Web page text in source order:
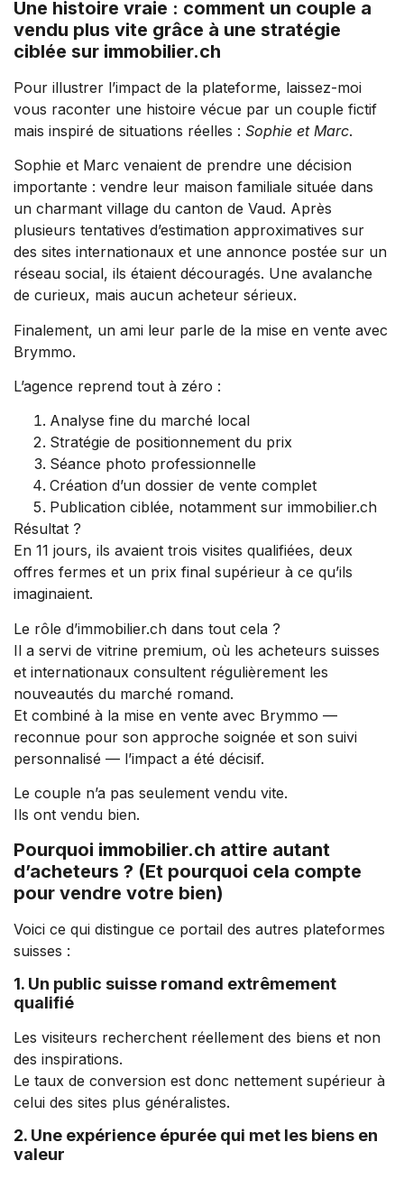
Une histoire vraie : comment un couple a
vendu plus vite grâce à une stratégie
ciblée sur immobilier.ch
Pour illustrer l’impact de la plateforme, laissez-moi
vous raconter une histoire vécue par un couple fictif
mais inspiré de situations réelles : Sophie et Marc.
Sophie et Marc venaient de prendre une décision
importante : vendre leur maison familiale située dans
un charmant village du canton de Vaud. Après
plusieurs tentatives d’estimation approximatives sur
des sites internationaux et une annonce postée sur un
réseau social, ils étaient découragés. Une avalanche
de curieux, mais aucun acheteur sérieux.
Finalement, un ami leur parle de la mise en vente avec
Brymmo.
L’agence reprend tout à zéro :
Analyse fine du marché local
Stratégie de positionnement du prix
Séance photo professionnelle
Création d’un dossier de vente complet
Publication ciblée, notamment sur immobilier.ch
Résultat ?
En 11 jours, ils avaient trois visites qualifiées, deux
offres fermes et un prix final supérieur à ce qu’ils
imaginaient.
Le rôle d’immobilier.ch dans tout cela ?
Il a servi de vitrine premium, où les acheteurs suisses
et internationaux consultent régulièrement les
nouveautés du marché romand.
Et combiné à la mise en vente avec Brymmo —
reconnue pour son approche soignée et son suivi
personnalisé — l’impact a été décisif.
Le couple n’a pas seulement vendu vite.
Ils ont vendu bien.
Pourquoi immobilier.ch attire autant
d’acheteurs ? (Et pourquoi cela compte
pour vendre votre bien)
Voici ce qui distingue ce portail des autres plateformes
suisses :
1. Un public suisse romand extrêmement
qualifié
Les visiteurs recherchent réellement des biens et non
des inspirations.
Le taux de conversion est donc nettement supérieur à
celui des sites plus généralistes.
2. Une expérience épurée qui met les biens en
valeur